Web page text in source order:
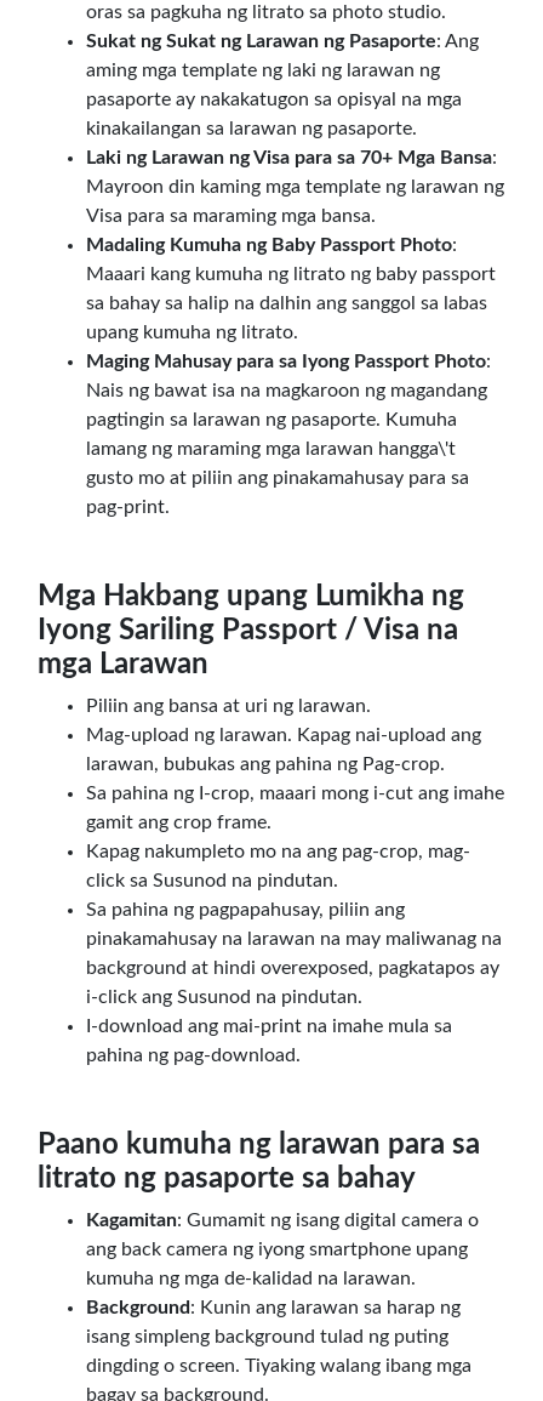
oras sa pagkuha ng litrato sa photo studio.
Sukat ng Sukat ng Larawan ng Pasaporte: Ang
aming mga template ng laki ng larawan ng
pasaporte ay nakakatugon sa opisyal na mga
kinakailangan sa larawan ng pasaporte.
Laki ng Larawan ng Visa para sa 70+ Mga Bansa:
Mayroon din kaming mga template ng larawan ng
Visa para sa maraming mga bansa.
Madaling Kumuha ng Baby Passport Photo:
Maaari kang kumuha ng litrato ng baby passport
sa bahay sa halip na dalhin ang sanggol sa labas
upang kumuha ng litrato.
Maging Mahusay para sa Iyong Passport Photo:
Nais ng bawat isa na magkaroon ng magandang
pagtingin sa larawan ng pasaporte. Kumuha
lamang ng maraming mga larawan hangga\'t
gusto mo at piliin ang pinakamahusay para sa
pag-print.
Mga Hakbang upang Lumikha ng
Iyong Sariling Passport / Visa na
mga Larawan
Piliin ang bansa at uri ng larawan.
Mag-upload ng larawan. Kapag nai-upload ang
larawan, bubukas ang pahina ng Pag-crop.
Sa pahina ng I-crop, maaari mong i-cut ang imahe
gamit ang crop frame.
Kapag nakumpleto mo na ang pag-crop, mag-
click sa Susunod na pindutan.
Sa pahina ng pagpapahusay, piliin ang
pinakamahusay na larawan na may maliwanag na
background at hindi overexposed, pagkatapos ay
i-click ang Susunod na pindutan.
I-download ang mai-print na imahe mula sa
pahina ng pag-download.
Paano kumuha ng larawan para sa
litrato ng pasaporte sa bahay
Kagamitan: Gumamit ng isang digital camera o
ang back camera ng iyong smartphone upang
kumuha ng mga de-kalidad na larawan.
Background: Kunin ang larawan sa harap ng
isang simpleng background tulad ng puting
dingding o screen. Tiyaking walang ibang mga
bagay sa background.